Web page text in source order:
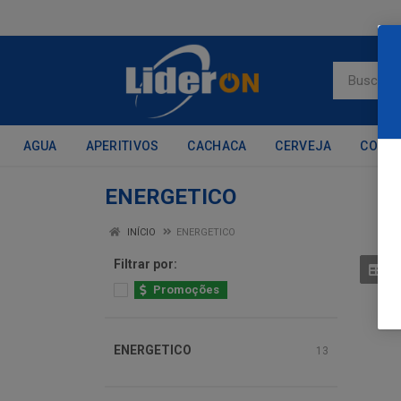
AGUA APERITIVOS CACHACA CERVEJA
ENERGETICO
INÍCIO ENERGETICO
Filtrar por:
Promoções
ENERGETICO 13